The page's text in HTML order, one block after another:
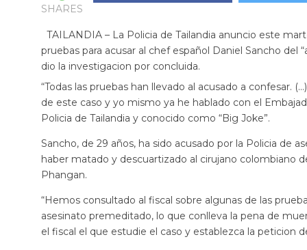
SHARES
TAILANDIA – La Policia de Tailandia anuncio este
pruebas para acusar al chef español Daniel Sancho
dio la investigacion por concluida.
“Todas las pruebas han llevado al acusado a confesar.
de este caso y yo mismo ya he hablado con el
Policia de Tailandia y conocido como “Big Joke”.
Sancho, de 29 años, ha sido acusado por la Policia de
haber matado y descuartizado al cirujano colombiano
Phangan.
“Hemos consultado al fiscal sobre algunas de las
asesinato premeditado, lo que conlleva la pena de
el fiscal el que estudie el caso y establezca la peticion